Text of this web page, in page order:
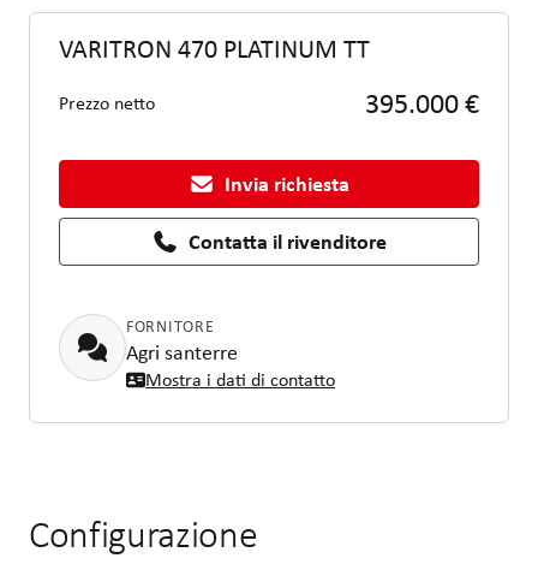
VARITRON 470 PLATINUM TT
Prezzo netto 395.000 €
Invia richiesta
Contatta il rivenditore
FORNITORE
Agri santerre
Mostra i dati di contatto
Configurazione